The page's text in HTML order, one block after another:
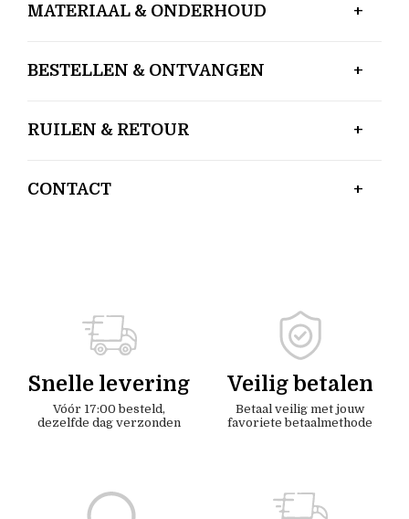
MATERIAAL & ONDERHOUD
BESTELLEN & ONTVANGEN
RUILEN & RETOUR
CONTACT
Snelle levering
Vóór 17:00 besteld,
dezelfde dag verzonden
Veilig betalen
Betaal veilig met jouw
favoriete betaalmethode